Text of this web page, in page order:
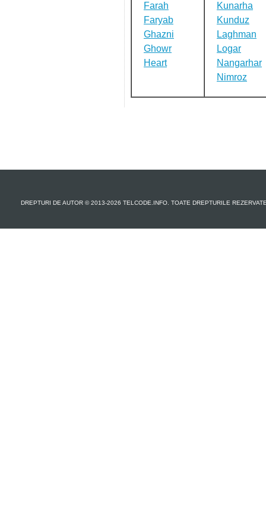
Farah
Faryab
Ghazni
Ghowr
Heart
Kunarha
Kunduz
Laghman
Logar
Nangarhar
Nimroz
DREPTURI DE AUTOR © 2013-2026 TELCODE.INFO. TOATE DREPTURILE